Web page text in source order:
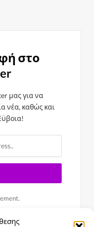
στο
μας για να
νέα, καθώς και